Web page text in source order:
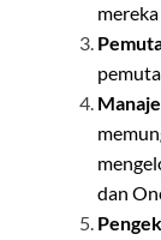
dan